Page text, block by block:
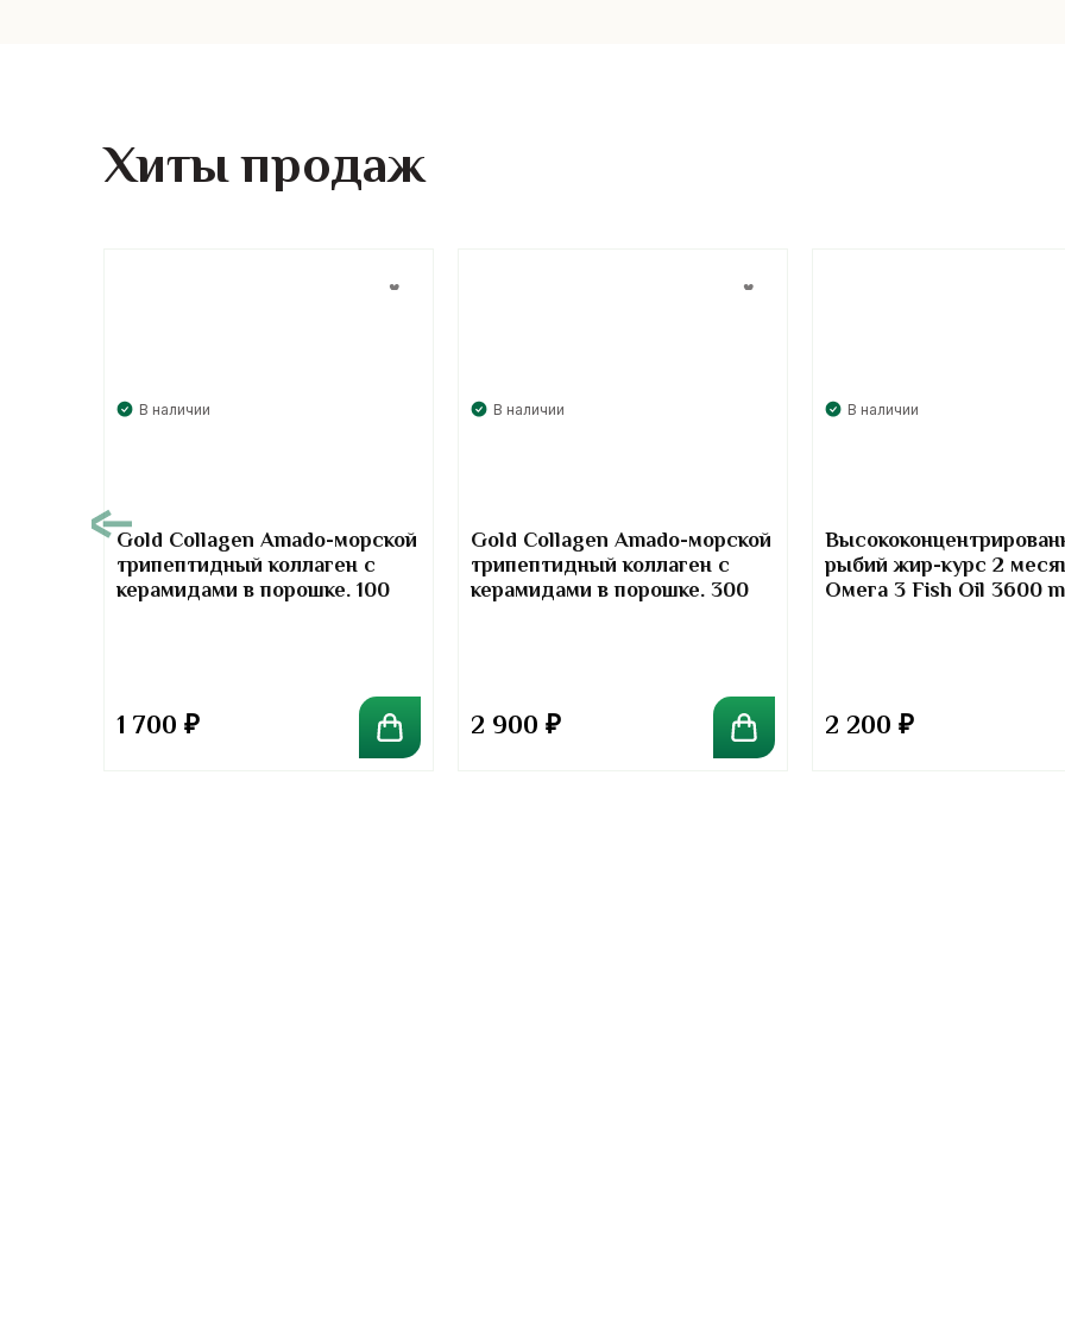
Хиты продаж
В наличии
Gold Collagen Amado-морской
трипептидный коллаген с
керамидами в порошке. 100
1 700 ₽
В наличии
Gold Collagen Amado-морской
трипептидный коллаген с
керамидами в порошке. 300
2 900 ₽
В наличии
рыбий жир-курс 2
Омега 3 Fish Oil 3600
2 200 ₽